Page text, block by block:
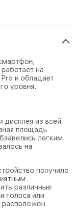
на
и обладает
уровня.
из всей
площадь
легким
на
получило
различные
голоса или